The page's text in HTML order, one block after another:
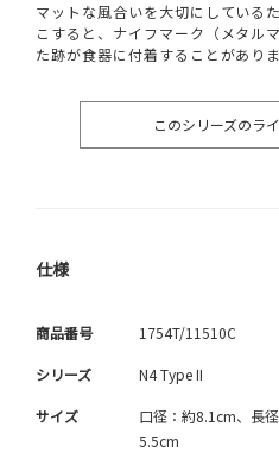
マットな風合いを大切にしている
こすると、ナイフマーク（メタル
た跡が食器に付着することがあり
このシリーズのラ
仕様
商品番号 1754T/11510C
シリーズ N4 Type II
サイズ
口径：約8.1cm、長
5.5cm